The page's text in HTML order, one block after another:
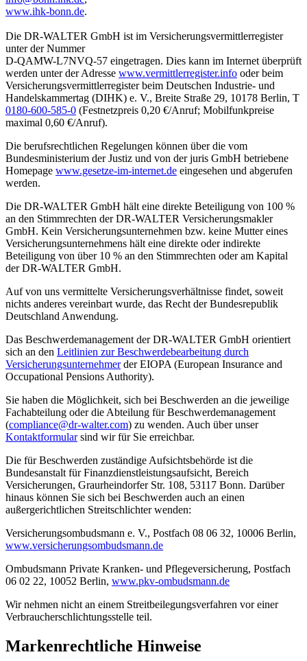
www.ihk-bonn.de.
Die DR-WALTER GmbH ist im Versicherungsvermittlerregister
unter der Nummer
D-QAMW-L7NVQ-57 eingetragen. Dies kann im Internet überprüft
werden unter der Adresse www.vermittlerregister.info oder beim
Versicherungsvermittlerregister beim Deutschen Industrie- und
Handelskammertag (DIHK) e. V., Breite Straße 29, 10178 Berlin, T
0180-600-585-0 (Festnetzpreis 0,20 €/Anruf; Mobilfunkpreise
maximal 0,60 €/Anruf).
Die berufsrechtlichen Regelungen können über die vom
Bundesministerium der Justiz und von der juris GmbH betriebene
Homepage www.gesetze-im-internet.de eingesehen und abgerufen
werden.
Die DR-WALTER GmbH hält eine direkte Beteiligung von 100 %
an den Stimmrechten der DR-WALTER Versicherungsmakler
GmbH. Kein Versicherungsunternehmen bzw. keine Mutter eines
Versicherungsunternehmens hält eine direkte oder indirekte
Beteiligung von über 10 % an den Stimmrechten oder am Kapital
der DR-WALTER GmbH.
Auf von uns vermittelte Versicherungsverhältnisse findet, soweit
nichts anderes vereinbart wurde, das Recht der Bundesrepublik
Deutschland Anwendung.
Das Beschwerdemanagement der DR-WALTER GmbH orientiert
sich an den Leitlinien zur Beschwerdebearbeitung durch
Versicherungsunternehmerder EIOPA (European Insurance and
Occupational Pensions Authority).
Sie haben die Möglichkeit, sich bei Beschwerden an die jeweilige
Fachabteilung oder die Abteilung für Beschwerdemanagement
(compliance@dr-walter.com) zu wenden. Auch über unser
Kontaktformularsind wir für Sie erreichbar.
Die für Beschwerden zuständige Aufsichtsbehörde ist die
Bundesanstalt für Finanzdienstleistungsaufsicht, Bereich
Versicherungen, Graurheindorfer Str. 108, 53117 Bonn. Darüber
hinaus können Sie sich bei Beschwerden auch an einen
außergerichtlichen Streitschlichter wenden:
Versicherungsombudsmann e. V., Postfach 08 06 32, 10006 Berlin,
www.versicherungsombudsmann.de
Ombudsmann Private Kranken- und Pflegeversicherung, Postfach
06 02 22, 10052 Berlin, www.pkv-ombudsmann.de
Wir nehmen nicht an einem Streitbeilegungsverfahren vor einer
Verbraucherschlichtungsstelle teil.
Markenrechtliche Hinweise